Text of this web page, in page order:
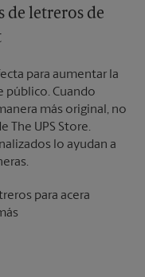
de letreros de
para aumentar la
público. Cuando
más original, no
The UPS Store.
lo ayudan a
para acera